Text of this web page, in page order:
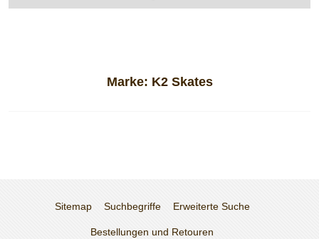
Marke: K2 Skates
Sitemap Suchbegriffe Erweiterte Suche
Bestellungen und Retouren